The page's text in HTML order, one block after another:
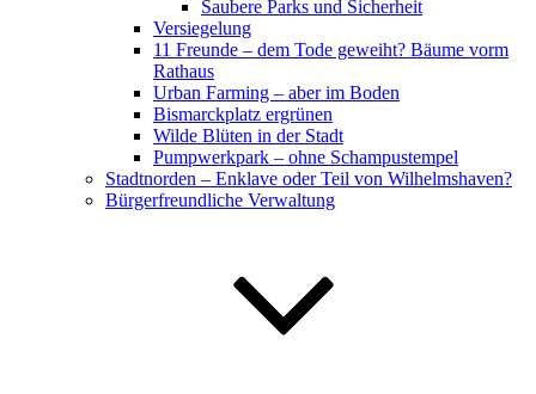
Saubere Parks und Sicherheit
Versiegelung
11 Freunde – dem Tode geweiht? Bäume vorm
Rathaus
Urban Farming – aber im Boden
Bismarckplatz ergrünen
Wilde Blüten in der Stadt
Pumpwerkpark – ohne Schampustempel
Stadtnorden – Enklave oder Teil von Wilhelmshaven?
Bürgerfreundliche Verwaltung